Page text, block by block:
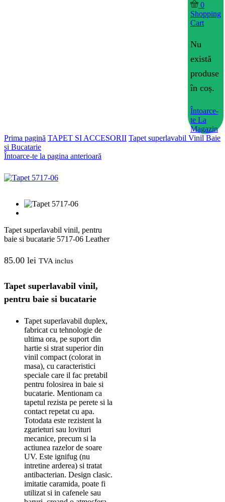
0
Shopping
Cart
Nu
există
produse
în coș.
Întoarce-
te La
Magazin
Prima pagină TAPET SI ACCESORII Tapet superlavabil Vinil Baie
si Bucatarie
Întoarce-te la pagina anterioară
Tapet superlavabil vinil, pentru
baie si bucatarie 5717-06 Leather
85.00 lei TVA inclus
Tapet superlavabil vinil,
pentru baie si bucatarie
Tapet superlavabil duplex,
fabricat cu tehnologie de
ultima ora, pe suport din
hartie si strat superior din
vinil compact (colorat in
masa), cu caracteristici
speciale care il fac pretabil
pentru folosirea in baie si
bucatarie. Mentionam ca
tapetul rezista pe perete si la
contact repetat cu apa.
Totodata este rezistent la
zgarieturi sau lovituri
mecanice, precum si la
actiunea razelor de soare
UV. Este ignifug (nu
intretine arderea) si tratat
antibacterian. Design clasic.
imitatie caramida, poate fi
utilizat si in cafenele sau